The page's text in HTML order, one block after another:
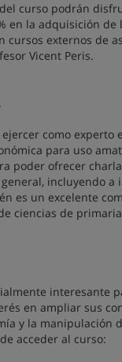
curso podrán
en la adquisición de
cursos externos de
Vicent Peris.
.
como experto
para uso
poder ofrecer
incluyendo a
es un excelente
ciencias de
interesante
en ampliar sus
y la manipulación
acceder al curso: